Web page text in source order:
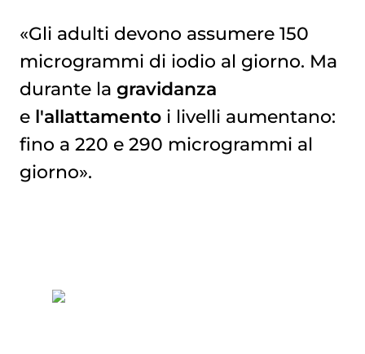
«Gli adulti devono assumere 150
microgrammi di iodio al giorno. Ma
durante la gravidanza
e l'allattamentoi livelli aumentano:
fino a 220 e 290 microgrammi al
giorno».